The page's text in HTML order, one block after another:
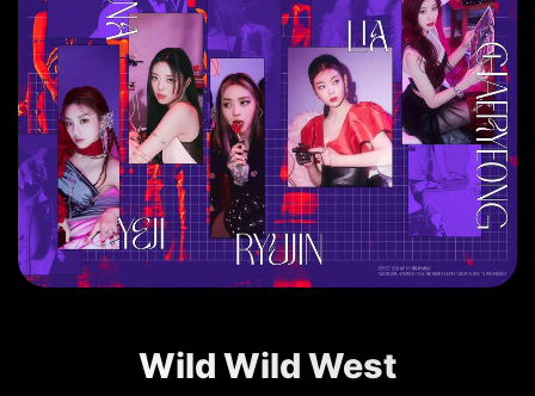
Wild Wild West